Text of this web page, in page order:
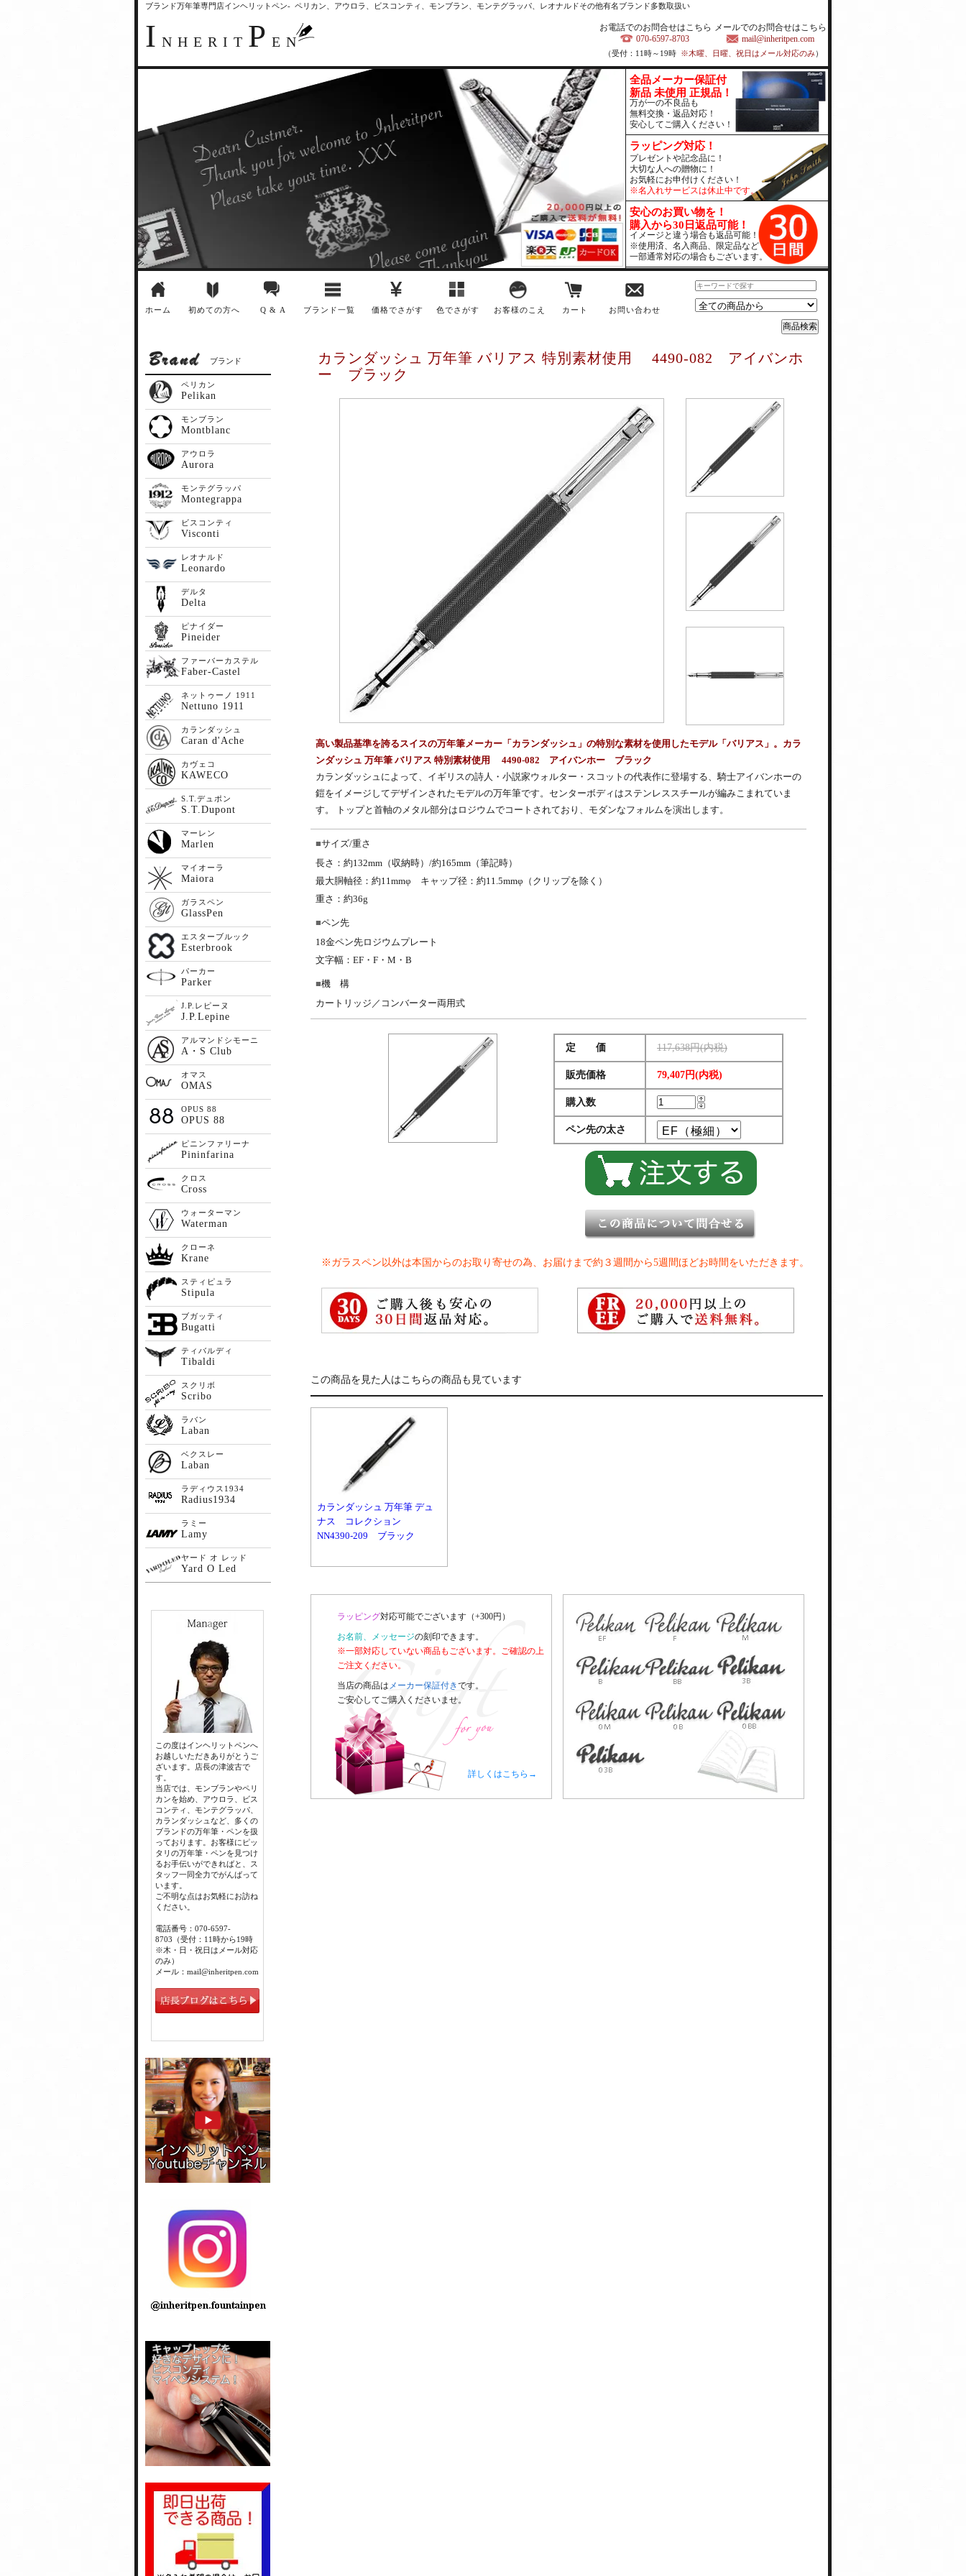
ブランド万年筆専門店インヘリットペン- ペリカン、アウロラ、ビスコンティ、モンブラン、モンテグラッパ、レオナルドその他有名ブランド多数取扱い
I NHERIT P EN
お電話でのお問合せはこちら
070-6597-8703
メールでのお問合せはこちら
mail@inheritpen.com
（受付：11時～19時 ※木曜、日曜、祝日はメール対応のみ）
全品メーカー保証付
新品 未使用 正規品！
万が一の不良品も
無料交換・返品対応！
安心してご購入ください！
ラッピング対応！
プレゼントや記念品に！
大切な人への贈物に！
お気軽にお申付けください！
※名入れサービスは休止中です。
安心のお買い物を！
購入から30日返品可能！
イメージと違う場合も返品可能！
※使用済、名入商品、限定品など
一部通常対応の場合もございます。
ホーム 初めての方へ Q & A ブランド一覧 価格でさがす 色でさがす お客様のこえ カート お問い合わせ
カランダッシュ 万年筆 バリアス 特別素材使用 4490-082 アイバンホ
ー ブラック
高い製品基準を誇るスイスの万年筆メーカー「カランダッシュ」の特別な素材を使用したモデル「バリアス」。カラ
ンダッシュ 万年筆 バリアス 特別素材使用 4490-082 アイバンホー ブラック
カランダッシュ によって、イギリスの詩人・小説家ウォルター・スコットの代表作に登場する、騎士アイバンホーの
鎧をイメージしてデザインされたモデルの万年筆です。センターボディはステンレススチールが編みこまれていま
す。 トップと首軸のメタル部分はロジウムでコートされており、モダンなフォルムを演出します。
サイズ/重さ
長さ：約132mm（収納時）/約165mm（筆記時）
最大胴軸径：約11mmφ キャップ径：約11.5mmφ（クリップを除く）
重さ：約36g
ペン先
18金ペン先ロジウムプレート
文字幅：EF・F・M・B
機 構
カートリッジ／コンバーター両用式
定 価 117,638円(内税)
販売価格 79,407円(内税)
購入数
ペン先の太さ
※ガラスペン以外は本国からのお取り寄せの為、お届けまで約３週間から5週間ほどお時間をいただきます。
この商品を見た人はこちらの商品も見ています
カランダッシュ 万年筆 デュ
ナス コレクション
NN4390-209 ブラック
ラッピング対応可能でございます（+300円）
お名前、メッセージの刻印できます。
※一部対応していない商品もございます。ご確認の上
ご注文ください。
当店の商品は メーカー保証付きです。
ご安心してご購入くださいませ。
詳しくはこちら→
ブランド
ペリカン
Pelikan
モンブラン
Montblanc
アウロラ
Aurora
モンテグラッパ
Montegrappa
ビスコンティ
Visconti
レオナルド
Leonardo
デルタ
Delta
ピナイダー
Pineider
ファーバーカステル
Faber-Castel
ネットゥーノ 1911
Nettuno 1911
カランダッシュ
Caran d'Ache
カヴェコ
KAWECO
S.T.デュポン
S.T.Dupont
マーレン
Marlen
マイオーラ
Maiora
ガラスペン
GlassPen
エスターブルック
Esterbrook
パーカー
Parker
J.P.レピーヌ
J.P.Lepine
アルマンドシモーニ
A・S Club
オマス
OMAS
OPUS 88
OPUS 88
ピニンファリーナ
Pininfarina
クロス
Cross
ウォーターマン
Waterman
クローネ
Krane
スティピュラ
Stipula
ブガッティ
Bugatti
ティバルディ
Tibaldi
スクリボ
Scribo
ラバン
Laban
ベクスレー
Laban
ラディウス1934
Radius1934
ラミー
Lamy
ヤード オ レッド
Yard O Led
この度はインヘリットペンへ
お越しいただきありがとうご
ざいます。店長の津波古で
す。
当店では、モンブランやペリ
カンを始め、アウロラ、ビス
コンティ、モンテグラッパ、
カランダッシュなど、多くの
ブランドの万年筆・ペンを扱
っております。お客様にピッ
タリの万年筆・ペンを見つけ
るお手伝いができればと、ス
タッフ一同全力でがんばって
います。
ご不明な点はお気軽にお訪ね
ください。
電話番号：070-6597-
8703（受付：11時から19時
※木・日・祝日はメール対応
のみ）
メール：mail@inheritpen.com